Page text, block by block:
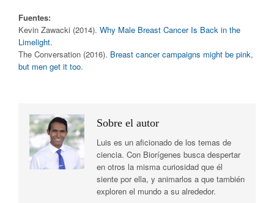
Fuentes:
Kevin Zawacki (2014). Why Male Breast Cancer Is Back in the
Limelight.
The Conversation (2016). Breast cancer campaigns might be pink,
but men get it too.
Sobre el autor
Luis es un aficionado de los temas de
ciencia. Con Biorígenes busca despertar
en otros la misma curiosidad que él
siente por ella, y animarlos a que también
exploren el mundo a su alrededor.